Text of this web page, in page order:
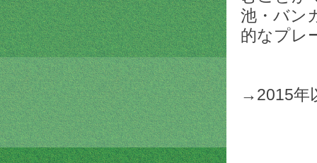
池・バン
的なプレ
→2015年